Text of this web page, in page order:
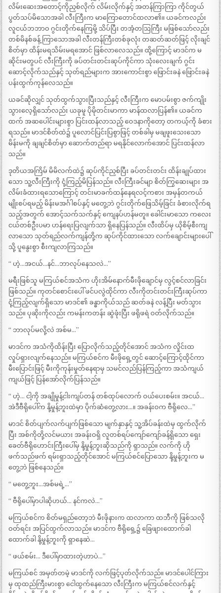
လိမ်းဆေးအတောင့်ကိုညှစ်လိုက် လိမ်းလိုက်နှင့် အတန်ကြာကြာ ကိုင်တွယ်
ပွတ်သပ်မိသောအခါ လီးကြီးက မာကြောတောင်ထလာ၏။ ယခင်ကလည်း
လူငယ်ဘဘာဝ ဂွင်းတိုက်နေကြမို့ သိပ်ပြီး တအံ့တဩကြီး မဖြစ်သော်လည်း
တစ်မိနစ်ခန့် ကြာသောအခါ လီးတန်ကြီးတစ်ခုလုံး တဆတ်ဆတ်ဖြင့် လိုးချင်
စိတ်မှာ ထိန်းမရသိမ်းမရအောင် ဖြစ်လာလေသည်။ ထို့ကြောင့် မာဒင်က မ
ဆိုင်းမတွပင် လီးကြီးကို ခပ်တင်းတင်းဆုပ်ကိုင်ကာ သုံးလေးချက် ဂွင်း
ဆောင့်လိုက်သည်နှင့် သုတ်ရည်များက အားကောင်းစွာ ဖြောင်းခနဲ ဖြောင်းခနဲ
ပန်းထွက်ကုန်လေသည်။
ယခင်ဆိုလျှင် သုတ်ထွက်သွားပြီးသည်နှင့် လီးကြီးက မောပမ်းစွာ ဇက်ကျိုး
သွားလေ့ရှိသော်လည်း ယခုမူ ပိုမိုတင်းမာကာ မာန်ထလာပြန်၏။ ယခင်က
ထက် အဆပေါင်းများစွာ ပြင်းထန်လာသည့် ဝေဒနာကိုတော့ တကယ့်ကို ခံစား
ရသည်။ မာဒင်စိတ်ထဲ၌ ပူလောင်ပြင်းပြစွာဖြင့် တစ်ခါမှ မချဖူးသေးသော
မိန်းမကို ချချင်စိတ်မှာ ဆောက်တည်ရာ မရနိုင်လောက်အောင် ပြင်းထန်လာ
သည်။
ဒုတိယအကြိမ် မိမိလက်ထဲ၌ ဆုပ်ကိုင်ညှစ်ပြီး ခပ်တင်းတင်း ထိန်းချုပ်ထား
သော သူ့လီးကြီးကို ငုံ့ကြည့်မိပြန်သည်။ လီးကြီးခင်မျာ စိတ်ကြွဆေးများ အ
လိမ်းခံထားရသောကြောင့် တင်းမာခက်ထန်နေရလင့်ကစား အမှန်တကယ်
မျိုးစပ်ရမည့် မိန်းမအင်္ဂါစပ်နှင့် မတွေ့ဘဲ ဂွင်းတိုက်ဖြေသိမ့်ခြင်း ခံစားလိုက်ရ
သည့်အတွက် အောင့်သက်သက်နှင့် ကျေနပ်ဟန်မတူ။ ခေါင်းမာသော ကလေး
ငယ်တစ်ဦးပမာ ဟန်ရေးပြလျက်သာ ရှိနေပြန်သည်။ လီးထိပ်မှ ယိုစိမ့်စီးကျ
လာသော သုတ်ရည်လက်ကျန်တို့က ဆုပ်ကိုင်ထားသော လက်ချောင်းများပေါ်
သို့ ပူနွေးစွာ စီးကျလာကြသည်။
“ ဟဲ့…အငယ်…နင်…ဘာလုပ်နေသလဲ…”
မရီးဖြစ်သူ မကြယ်စင်အသံက ဟိုးအိမ်နောက်မီးဖိုချောင်မှ လွင့်စင်လာခြင်း
ဖြစ်သည်။ ကုတင်စောင်းပေါ် ဖင်ပလွဲထိုင်ကာ လီးကိုတင်းတင်းကြီးဆုပ်ကာ
ငုံ့ကြည့်လျက်ရှိသော မာဒင်၏ ခန္ဓာကိုယ်သည် ဆတ်ခနဲ လန့်ပြီး မတ်သွား
သည်။ ပုဆိုးကိုလည်း ကမန်းကတန်း ဆွဲဖုံးပြီး ဖရိုဖရဲ ဝတ်လိုက်သည်။
“ ဘာလုပ်မလို့လဲ အစ်မ…”
မာဒင်က အသံကိုထိန်းပြီး ပြောလိုက်သည့်တိုင်အောင် အသံက လှိုင်းထ
လှုပ်ရှားလျက်နေသည်။ မကြယ်စင်က မီးဖိုရှေ့တွင် ဆောင့်ကြောင့်ထိုင်ကာ
မီးပြောင်းဖြင့် မီးကိုကုန်းမှုတ်နေရာမှ သမင်လည်ပြန်ကြည့်ကာ အသံကျယ်
ကျယ်ဖြင့် ပြန်အော်လိုက်ပြန်သည်။
“ ဟဲ့… ငါ့ကို အချိုမှုန့်ငါးကျပ်တန် တစ်ထုပ်လောက် ဝယ်ပေးစမ်း။ အငယ်…
အဲဒီဗီရိုပေါ်က နို့မှုန့်ဘူးထဲမှာ ပိုက်ဆံတွေ့လား…။ အခန်းဝက ဗီရိုလေ…”
မာဒင် စိတ်ပျက်လက်ပျက်ဖြစ်သော မျက်နှာနှင့် သူ့အိပ်ခန်းထဲမှ ထွက်လိုက်
ပြီး အစ်ကိုတို့လင်မယား အခန်းဝရှိ လူတစ်ရပ်ကျော်ကျော်ခန့်ရှိသော ရှေး
ခေတ်ဗီရိုဟောင်းကြီးပေါ်မှ နို့မှုန့်ဘူးဆိုသည်ကို ရှာသည်။ လက်ကို ဟို
ဖက်သည်ဖက် ရမ်းရှာသည့်တိုင်အောင် မကြယ်စင်ပြောသော နို့မှုန့်ဘူးက မ
တွေ့ဘဲ ဖြစ်နေသည်။
“ မတွေ့ဘူး…အစ်မရဲ့…”
“ ဗီရိုပေါ်မှာပါဆိုဟယ်… နင်ကလဲ…”
မကြယ်စင်က စိတ်မရှည်တော့ဘဲ မီးဖိုနားက ထလာကာ ထဘီကို ဖြစ်သလို
ဝတ်ရင်း အပြင်ထွက်လာသည်။ မာဒင်က ဗီရိုရှေ့၌ ခြေဖျားထောက်ခါ
ထောက်ခါ နို့မှုန့်ဘူးကို ရှာနေဆဲ…
“ ဖယ်စမ်း… ဒီပေါ်မှာထားတဲ့ဟာပဲ…”
မကြယ်စင် အမှတ်တမဲ့ မာဒင်ကို လက်ဖြင့်ပုတ်လိုက်သည်။ မာဒင်ပေါင်ကြား
မှ ထုထည်ကြီးမားစွာ ငေါထွက်နေသော လီးကြီးက မကြယ်စင်လက်နှင့်